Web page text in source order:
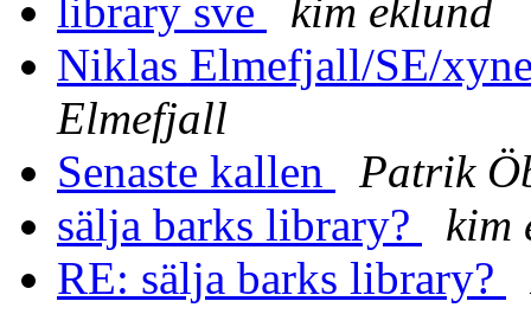
library sve
kim eklund
Niklas Elmefjall/SE/
Elmefjall
Senaste kallen
Patrik
sälja barks library?
kim
RE: sälja barks library?